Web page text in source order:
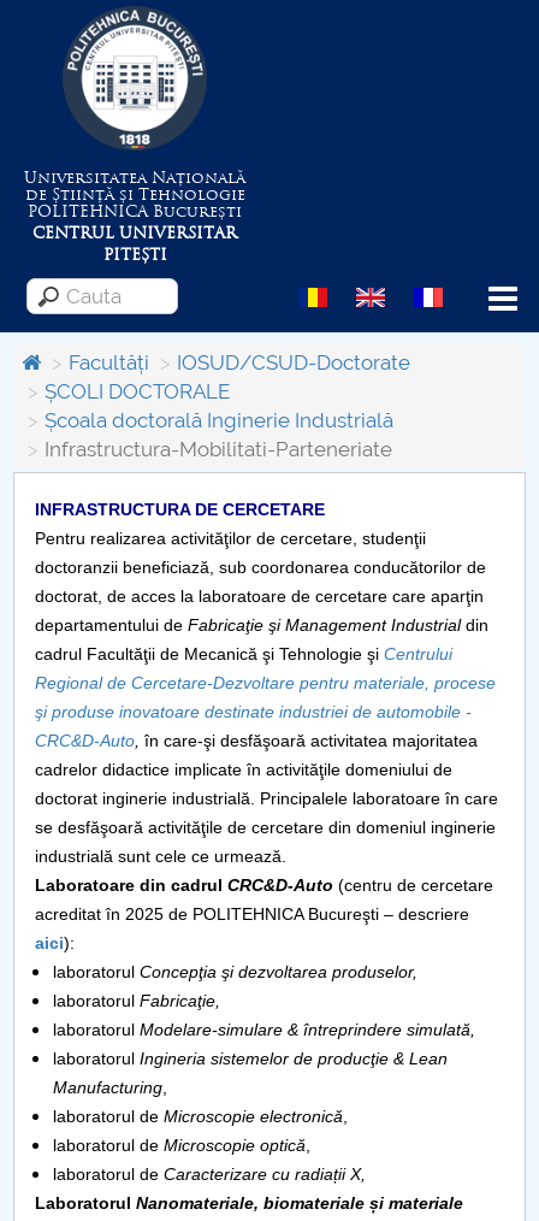
Universitatea Națională
de Știință și Tehnologie
POLITEHNICABucurești
CENTRUL UNIVERSITAR
PITEȘTI
Menu
Despre Universitate
Centrul de Management al Proiectelor
Consiliul de Administratie
Nr. de telefon si adrese Facultăți
Admitere
Români de pretutindeni - ADMITERE
Senat
Facultăți
Studenți
Ghiduri pentru STUDENȚI
Relații Publice
Relații Internaționale
PNRR
Proiect PRIM STUD
Facultăți
IOSUD/CSUD-Doctorate
ȘCOLI DOCTORALE
Școala doctorală Inginerie Industrială
Infrastructura-Mobilitati-Parteneriate
INFRASTRUCTURA DE CERCETARE
Pentru realizarea activităţilor de cercetare, studenţii
doctoranzii beneficiază, sub coordonarea conducătorilor de
doctorat, de acces la laboratoare de cercetare care aparţin
departamentului deFabricaţie şi Management Industrialdin
cadrul Facultăţii de Mecanică şi Tehnologie şiCentrului
Regional de Cercetare-Dezvoltare pentru materiale, procese
şi produse inovatoare destinate industriei de automobile -
CRC&D-Auto în care-şi desfăşoară activitatea majoritatea
cadrelor didactice implicate în activităţile domeniului de
doctorat inginerie industrială. Principalele laboratoare în care
se desfăşoară activităţile de cercetare din domeniul inginerie
industrială sunt cele ce urmează.
Laboratoare din cadrulCRC&D-Auto (centru de cercetare
acreditat în 2025 de POLITEHNICA Bucureşti – descriere
aici):
laboratorulConcepţia şi dezvoltarea produselor,
laboratorul Fabricaţie,
laboratorul Modelare-simulare & întreprindere simulată,
laboratorul Ingineria sistemelor de producţie & Lean
Manufacturing
laboratorul de Microscopie electronică
laboratorul de Microscopie optică
laboratorul de Caracterizare cu radiații X,
Laboratorul Nanomateriale, biomateriale și materiale